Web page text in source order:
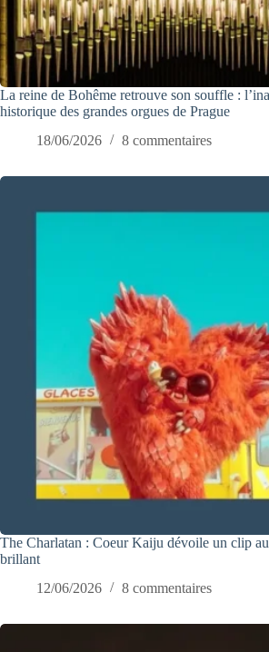
La reine de Bohême retrouve son souffle :
historique des grandes orgues de Prague
18/06/2026
8 commentaires
The Charlatan : Coeur Kaiju dévoile un clip
brillant
12/06/2026
8 commentaires